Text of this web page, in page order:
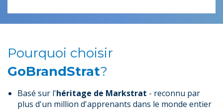
Pourquoi choisir
GoBrandStrat?
Basé sur l'héritage de Markstrat - reconnu par
plus d'un million d'apprenants dans le monde entier